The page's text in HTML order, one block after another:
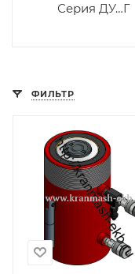
Серия ДУ…Г
ФИЛЬТР